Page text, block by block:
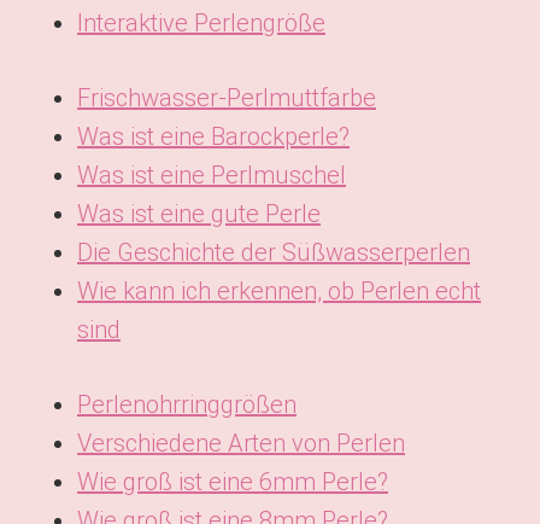
Interaktive Perlengröße
Frischwasser-Perlmuttfarbe
Was ist eine Barockperle?
Was ist eine Perlmuschel
Was ist eine gute Perle
Die Geschichte der Süßwasserperlen
Wie kann ich erkennen, ob Perlen echt
sind
Perlenohrringgrößen
Verschiedene Arten von Perlen
Wie groß ist eine 6mm Perle?